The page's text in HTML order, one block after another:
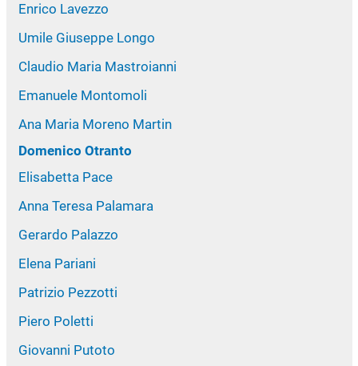
Enrico Lavezzo
Umile Giuseppe Longo
Claudio Maria Mastroianni
Emanuele Montomoli
Ana Maria Moreno Martin
Domenico Otranto
Elisabetta Pace
Anna Teresa Palamara
Gerardo Palazzo
Elena Pariani
Patrizio Pezzotti
Piero Poletti
Giovanni Putoto